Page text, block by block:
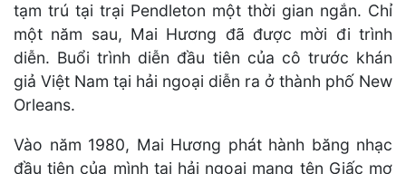
tạm trú tại trại Pendleton một thời gian ngắn. Chỉ
một năm sau, Mai Hương đã được mời đi trình
diễn. Buổi trình diễn đầu tiên của cô trước khán
giả Việt Nam tại hải ngoại diễn ra ở thành phố New
Orleans.
Vào năm 1980, Mai Hương phát hành băng nhạc
đầu tiên của mình tại hải ngoại mang tên Giấc mơ